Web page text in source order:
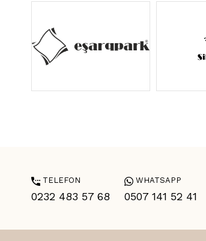
TELEFON
0232 483 57 68
WHATSAPP
0507 141 52 41